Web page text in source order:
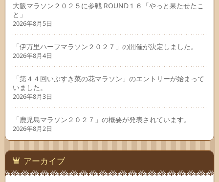
大阪マラソン２０２５に参戦 ROUND１６「やっと果たせたこ
と」
2026年8月5日
「伊万里ハーフマラソン２０２７」の開催が決定しました。
2026年8月4日
「第４４回いぶすき菜の花マラソン」のエントリーが始まって
いました。
2026年8月3日
「鹿児島マラソン２０２７」の概要が発表されています。
2026年8月2日
アーカイブ